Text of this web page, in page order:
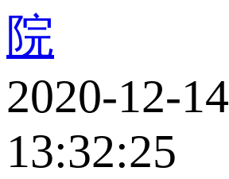
院
2020-12-14
13:32:25